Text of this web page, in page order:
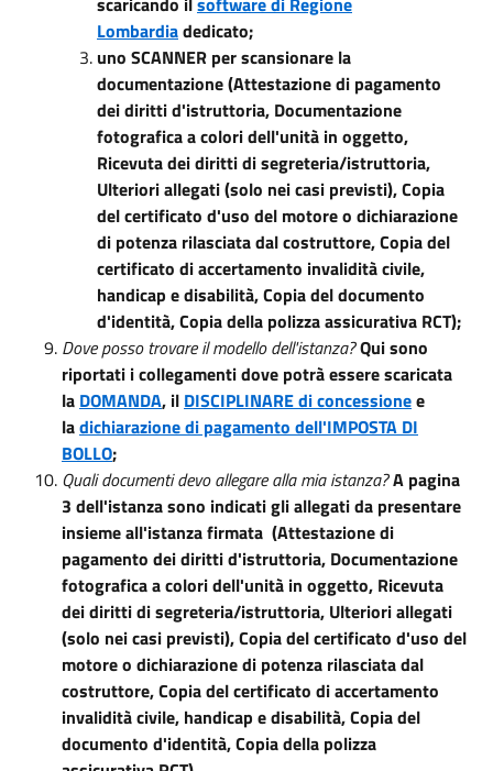
Lombardiadedicato;
uno SCANNER per scansionare la
documentazione (Attestazione di pagamento
dei diritti d'istruttoria, Documentazione
fotografica a colori dell'unità in oggetto,
Ricevuta dei diritti di segreteria/istruttoria,
Ulteriori allegati (solo nei casi previsti), Copia
del certificato d'uso del motore o dichiarazione
di potenza rilasciata dal costruttore, Copia del
certificato di accertamento invalidità civile,
handicap e disabilità, Copia del documento
d'identità, Copia della polizza assicurativa RCT);
Dove posso trovare il modello dell'istanza?Qui sono
riportati i collegamenti dove potrà essere scaricata
la DOMANDA, il DISCIPLINARE di concessionee
ladichiarazione di pagamento dell'IMPOSTA DI
BOLLO;
Quali documenti devo allegare alla mia istanza?A pagina
3 dell'istanza sono indicati gli allegati da presentare
insieme all'istanza firmata (Attestazione di
pagamento dei diritti d'istruttoria, Documentazione
fotografica a colori dell'unità in oggetto, Ricevuta
dei diritti di segreteria/istruttoria, Ulteriori allegati
(solo nei casi previsti), Copia del certificato d'uso del
motore o dichiarazione di potenza rilasciata dal
costruttore, Copia del certificato di accertamento
invalidità civile, handicap e disabilità, Copia del
documento d'identità, Copia della polizza